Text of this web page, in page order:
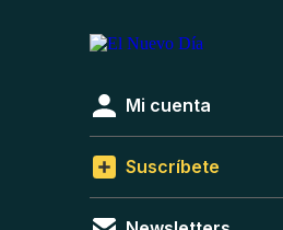
Mi cuenta
Suscríbete